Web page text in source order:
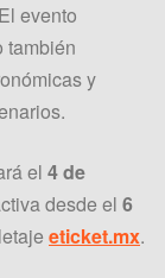
evento
también
y
el 4 de
desde el 6
eticket.mx.